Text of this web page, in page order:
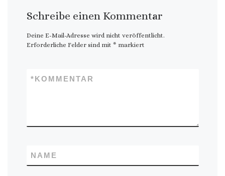
Schreibe einen Kommentar
Deine E-Mail-Adresse wird nicht veröffentlicht.
Erforderliche Felder sind mit * markiert
KOMMENTAR
*
NAME